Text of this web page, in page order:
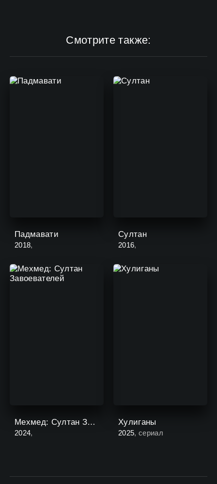
Смотрите также:
Падмавати
2018,
Султан
2016,
Мехмед: Султан Завоевателей
2024,
Хулиганы
2025, сериал